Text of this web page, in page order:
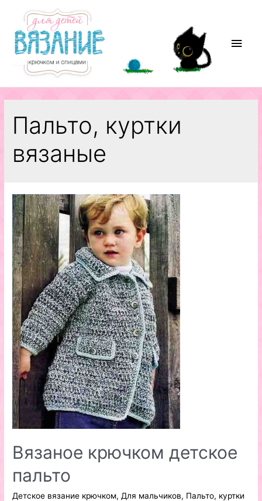
содержимому
Пальто, куртки
вязаные
Вязаное крючком детское
пальто
Детское вязание крючком, Для мальчиков, Пальто, куртки